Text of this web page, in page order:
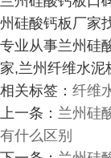
州硅酸钙板厂家
专业从事兰州硅
家,兰州纤维水泥
相关标签： 纤维
上一条： 兰州硅
有什么区别